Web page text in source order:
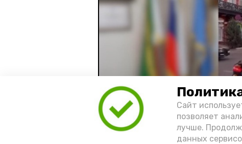
Сайт
позволяет
лучше.
данных
Видео: управление пресс-службы и